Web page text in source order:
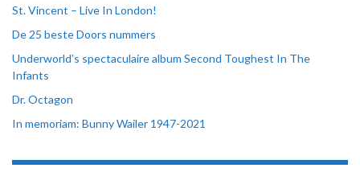
St. Vincent – Live In London!
De 25 beste Doors nummers
Underworld’s spectaculaire album Second Toughest In The
Infants
Dr. Octagon
In memoriam: Bunny Wailer 1947-2021